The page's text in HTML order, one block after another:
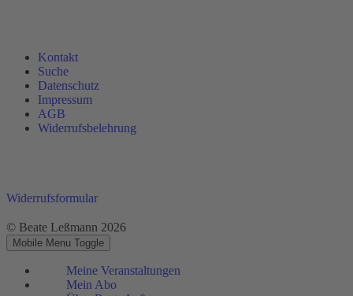
Kontakt
Suche
Datenschutz
Impressum
AGB
Widerrufsbelehrung
Widerrufsformular
© Beate Leßmann 2026
Mobile Menu Toggle
Meine Veranstaltungen
Mein Abo